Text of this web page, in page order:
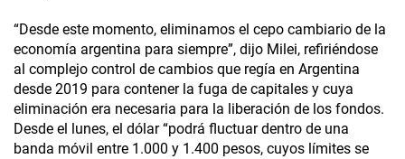
“Desde este momento, eliminamos el cepo cambiario de la
economía argentina para siempre”, dijo Milei, refiriéndose
al complejo control de cambios que regía en Argentina
desde 2019 para contener la fuga de capitales y cuya
eliminación era necesaria para la liberación de los fondos.
Desde el lunes, el dólar “podrá fluctuar dentro de una
banda móvil entre 1.000 y 1.400 pesos, cuyos límites se